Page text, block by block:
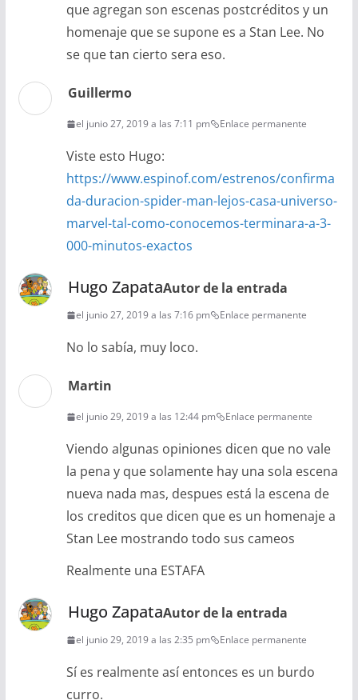
que agregan son escenas postcréditos y un
homenaje que se supone es a Stan Lee. No
se que tan cierto sera eso.
Guillermo
el junio 27, 2019 a las 7:11 pm Enlace permanente
Viste esto Hugo:
https://www.espinof.com/estrenos/confirma
da-duracion-spider-man-lejos-casa-universo-
marvel-tal-como-conocemos-terminara-a-3-
000-minutos-exactos
Hugo ZapataAutor de la entrada
el junio 27, 2019 a las 7:16 pm Enlace permanente
No lo sabía, muy loco.
Martin
el junio 29, 2019 a las 12:44 pm Enlace permanente
Viendo algunas opiniones dicen que no vale
la pena y que solamente hay una sola escena
nueva nada mas, despues está la escena de
los creditos que dicen que es un homenaje a
Stan Lee mostrando todo sus cameos
Realmente una ESTAFA
Hugo ZapataAutor de la entrada
el junio 29, 2019 a las 2:35 pm Enlace permanente
Sí es realmente así entonces es un burdo
curro.